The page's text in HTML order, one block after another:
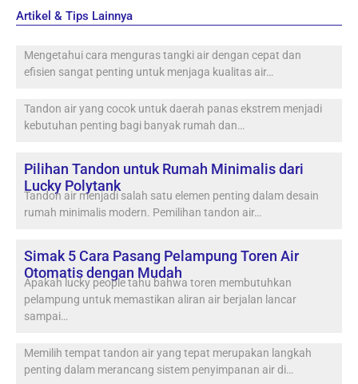
Artikel & Tips Lainnya
Mengetahui cara menguras tangki air dengan cepat dan
efisien sangat penting untuk menjaga kualitas air…
Tandon air yang cocok untuk daerah panas ekstrem menjadi
kebutuhan penting bagi banyak rumah dan…
Pilihan Tandon untuk Rumah Minimalis dari
Lucky Polytank
Tandon air menjadi salah satu elemen penting dalam desain
rumah minimalis modern. Pemilihan tandon air…
Simak 5 Cara Pasang Pelampung Toren Air
Otomatis dengan Mudah
Apakah lucky people tahu bahwa toren membutuhkan
pelampung untuk memastikan aliran air berjalan lancar
sampai…
Memilih tempat tandon air yang tepat merupakan langkah
penting dalam merancang sistem penyimpanan air di…